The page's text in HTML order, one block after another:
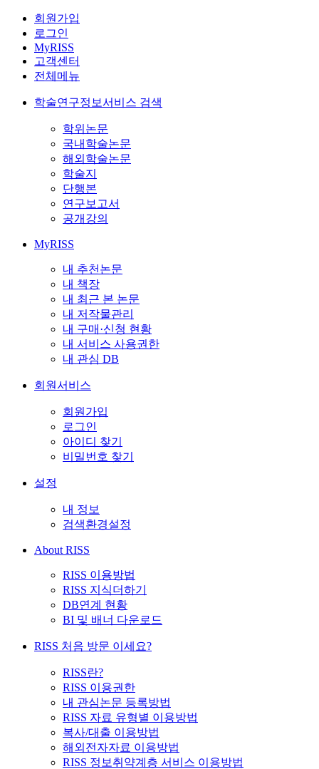
회원가입
로그인
MyRISS
고객센터
전체메뉴
학술연구정보서비스 검색
학위논문
국내학술논문
해외학술논문
학술지
단행본
연구보고서
공개강의
MyRISS
내 추천논문
내 책장
내 최근 본 논문
내 저작물관리
내 구매·신청 현황
내 서비스 사용권한
내 관심 DB
회원서비스
회원가입
로그인
아이디 찾기
비밀번호 찾기
설정
내 정보
검색환경설정
About RISS
RISS 이용방법
RISS 지식더하기
DB연계 현황
BI 및 배너 다운로드
RISS 처음 방문 이세요?
RISS란?
RISS 이용권한
내 관심논문 등록방법
RISS 자료 유형별 이용방법
복사/대출 이용방법
해외전자자료 이용방법
RISS 정보취약계층 서비스 이용방법